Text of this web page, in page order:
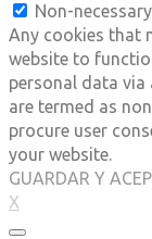
Non-necessary
Any cookies that
website to
personal data via
are termed as
procure user
your website.
GUARDAR Y
X